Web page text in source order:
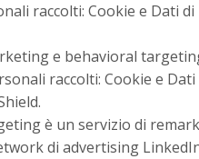
raccolti: Cookie e Dati
e behavioral
raccolti: Cookie e
è un servizio di
di advertising